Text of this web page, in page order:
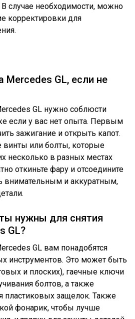
случае необходимости, можно
корректировки для
Mercedes GL, если не
GL нужно соблюсти
если у вас нет опыта. Первым
зажигание и открыть капот.
винты или болты, которые
несколько в разных местах
откиньте фару и отсоедините
внимательным и аккуратным,
нужны для снятия
GL?
GL вам понадобятся
инструментов. Это может быть
и плоских), гаечные ключи
болтов, а также
пластиковых защелок. Также
фонарик, чтобы лучше